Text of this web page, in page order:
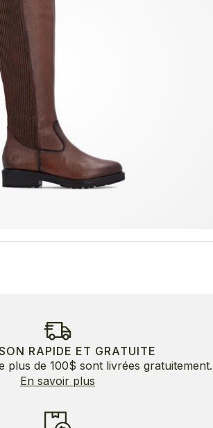
RAPIDE ET GRATUITE
plus de 100$ sont livrées gratuitement.
En savoir plus